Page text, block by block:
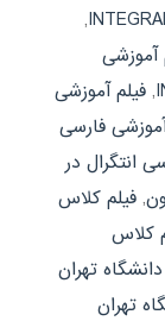
,
آموزشی
, فیلم آموزشی
فارسی
انتگرال در
, فیلم کلاس
کلاس
تهران
تهران